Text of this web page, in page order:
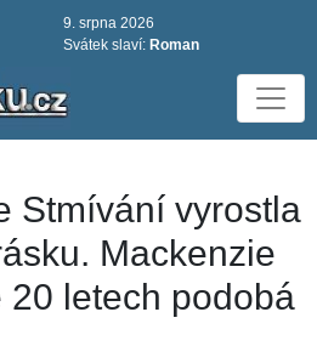
9. srpna 2026
Svátek slaví: Roman
Stmívání vyrostla
Mackenzie
20 letech podobá